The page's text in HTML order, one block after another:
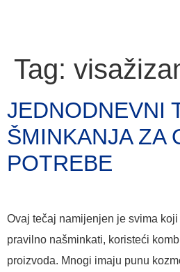
Tag:
JEDNODNEVNI
ŠMINKANJA ZA
POTREBE
Ovaj tečaj namijenjen je svima
pravilno našminkati, koristeći
proizvoda. Mnogi imaju punu